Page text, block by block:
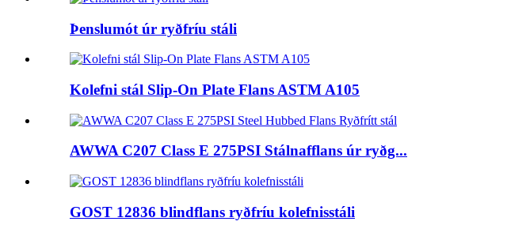
Þenslumót úr ryðfríu stáli
Kolefni stál Slip-On Plate Flans ASTM A105
AWWA C207 Class E 275PSI Stálnafflans úr ryðg...
GOST 12836 blindflans ryðfríu kolefnisstáli